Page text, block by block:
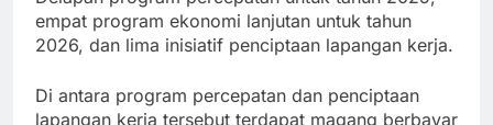
empat program ekonomi lanjutan untuk tahun
2026, dan lima inisiatif penciptaan lapangan kerja.
Di antara program percepatan dan penciptaan
lapangan kerja tersebut terdapat magang berbayar